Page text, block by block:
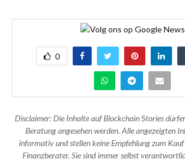
0
Disclaimer: Die Inhalte auf Blockchain Stories
Beratung angesehen werden. Alle angezeigten
informativ und stellen keine Empfehlung zum
Finanzberater. Sie sind immer selbst